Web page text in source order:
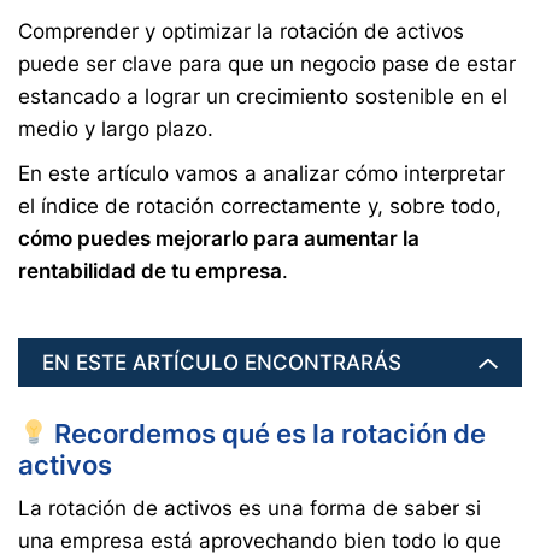
Comprender y optimizar la rotación de activos
puede ser clave para que un negocio pase de estar
estancado a lograr un crecimiento sostenible en el
medio y largo plazo.
En este artículo vamos a analizar cómo interpretar
el índice de rotación correctamente y, sobre todo,
cómo puedes mejorarlo para aumentar la
rentabilidad de tu empresa.
EN ESTE ARTÍCULO ENCONTRARÁS
Recordemos qué es la rotación de
activos
La rotación de activos es una forma de saber si
una empresa está aprovechando bien todo lo que